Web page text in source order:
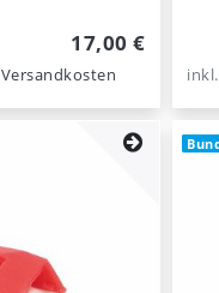
17,00 €
Versandkosten